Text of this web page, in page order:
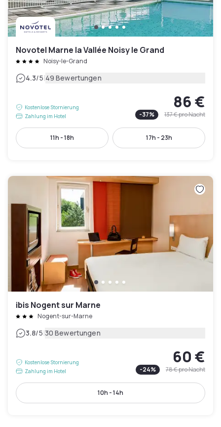
Novotel Marne la Vallée Noisy le Grand
Noisy-le-Grand
4.3/5|49 Bewertungen
Kostenlose Stornierung
Zahlung im Hotel
86 €
-37% 137 €pro Nacht
11h - 18h 17h - 23h
ibis Nogent sur Marne
Nogent-sur-Marne
3.8/5|30 Bewertungen
Kostenlose Stornierung
Zahlung im Hotel
60 €
-24% 78 €pro Nacht
10h - 14h